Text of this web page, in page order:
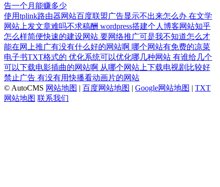
告一个月能赚多少
使用tplink路由器网站百度联盟广告显示不出来怎么办 在文学
网站上发文章难吗不求稿酬 wordpress搭建个人博客网站知乎
怎么样简便快速的建设网站 要网络推广可是我不知道怎么才
能在网上推广有没有什么好的网站啊 哪个网站有免费的凉菜
电子书TXT格式的 优化系统可以优化哪几种网站 有谁给几个
可以下载电影插曲的网站啊 从哪个网站上下载电视剧比较好
禁止广告 有没有用快播看动画片的网站
© AutoCMS 网站地图 | 百度网站地图 | Google网站地图 | TXT
网站地图 联系我们